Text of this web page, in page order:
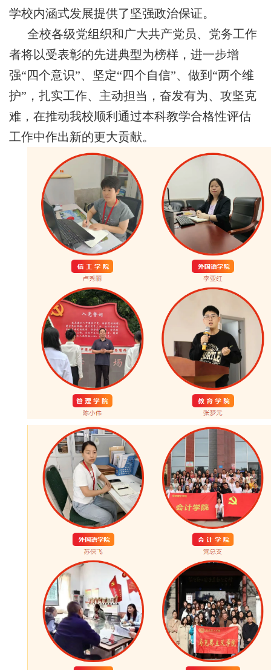
学校内涵式发展提供了坚强政治保证。
全校各级党组织和广大共产党员、党务工作
者将以受表彰的先进典型为榜样，进一步增
强“四个意识”、坚定“四个自信”、做到“两个维
护”，扎实工作、主动担当，奋发有为、攻坚克
难，在推动我校顺利通过本科教学合格性评估
工作中作出新的更大贡献。